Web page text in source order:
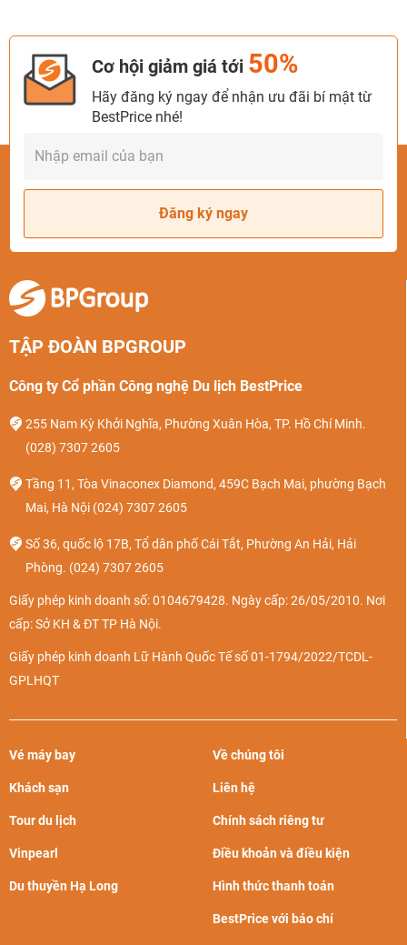
Cơ hội giảm giá tới 50%
Hãy đăng ký ngay để nhận ưu đãi bí mật từ
BestPrice nhé!
Đăng ký ngay
TẬP ĐOÀN BPGROUP
Công ty Cổ phần Công nghệ Du lịch BestPrice
255 Nam Kỳ Khởi Nghĩa, Phường Xuân Hòa, TP. Hồ Chí Minh.
(028) 7307 2605
Tầng 11, Tòa Vinaconex Diamond, 459C Bạch Mai, phường Bạch
Mai, Hà Nội (024) 7307 2605
Số 36, quốc lộ 17B, Tổ dân phố Cái Tắt, Phường An Hải, Hải
Phòng. (024) 7307 2605
Giấy phép kinh doanh số: 0104679428. Ngày cấp: 26/05/2010. Nơi
cấp: Sở KH & ĐT TP Hà Nội.
Giấy phép kinh doanh Lữ Hành Quốc Tế số 01-1794/2022/TCDL-
GPLHQT
Vé máy bay
Khách sạn
Tour du lịch
Vinpearl
Du thuyền Hạ Long
Về chúng tôi
Liên hệ
Chính sách riêng tư
Điều khoản và điều kiện
Hình thức thanh toán
BestPrice với báo chí